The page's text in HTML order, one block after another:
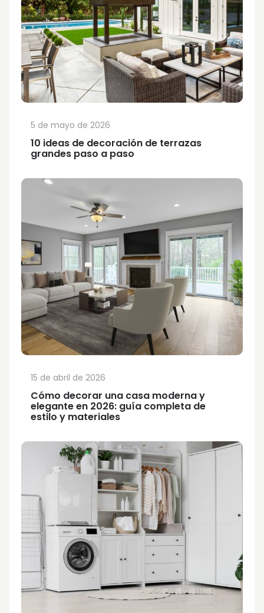
10 ideas de decoración de terrazas
grandes paso a paso
5 de mayo de 2026
Cómo decorar una casa moderna y
elegante en 2026: guía completa de
estilo y materiales
15 de abril de 2026